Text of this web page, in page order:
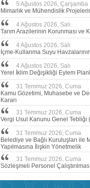
5 Ağustos 2026, Çarşamba
Mimarlık ve Mühendislik
4 Ağustos 2026, Salı
Tarım Arazilerinin Korunması ve
4 Ağustos 2026, Salı
İçme-Kullanma Suyu
4 Ağustos 2026, Salı
Yerel İklim Değişikliği Eylem
31 Temmuz 2026, Cuma
Kamu Gözetimi, Muhasebe ve
Kararı
31 Temmuz 2026, Cuma
Vergi Usul Kanunu Genel Tebliği
31 Temmuz 2026, Cuma
Belediye ve Bağlı Kuruluşları
Yapılmasına İlişkin Yönetmelik
31 Temmuz 2026, Cuma
Sözleşmeli Personel